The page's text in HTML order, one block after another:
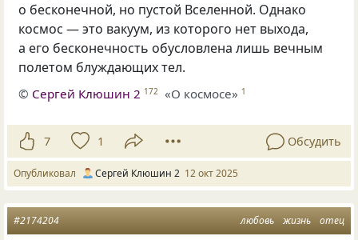
о бесконечной, но пустой Вселенной. Однако
космос — это вакуум, из которого нет выхода,
а его бесконечность обусловлена лишь вечным
полетом блуждающих тел.
© Сергей Клюшин 2 172 «О космосе» 1
7 1 Обсудить
Опубликовал Сергей Клюшин 2 12 окт 2025
любовь жизнь отец
#2174204